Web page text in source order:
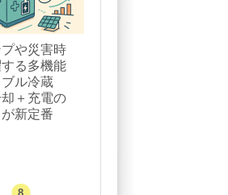
や災害時
る多機能
ル冷蔵
＋充電の
新定番